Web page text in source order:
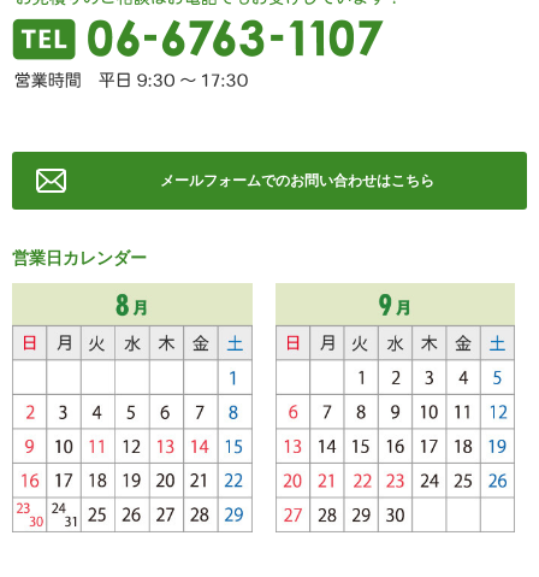
メールフォームでのお問い合わせはこちら
営業日カレンダー